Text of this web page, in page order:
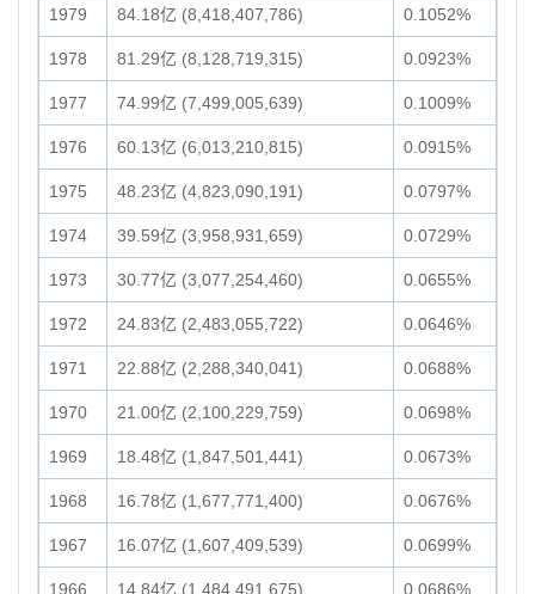
1979 84.18亿 (8,418,407,786) 0.1052%
1978 81.29亿 (8,128,719,315) 0.0923%
1977 74.99亿 (7,499,005,639) 0.1009%
1976 60.13亿 (6,013,210,815) 0.0915%
1975 48.23亿 (4,823,090,191) 0.0797%
1974 39.59亿 (3,958,931,659) 0.0729%
1973 30.77亿 (3,077,254,460) 0.0655%
1972 24.83亿 (2,483,055,722) 0.0646%
1971 22.88亿 (2,288,340,041) 0.0688%
1970 21.00亿 (2,100,229,759) 0.0698%
1969 18.48亿 (1,847,501,441) 0.0673%
1968 16.78亿 (1,677,771,400) 0.0676%
1967 16.07亿 (1,607,409,539) 0.0699%
1966 14.84亿 (1,484,491,675) 0.0686%